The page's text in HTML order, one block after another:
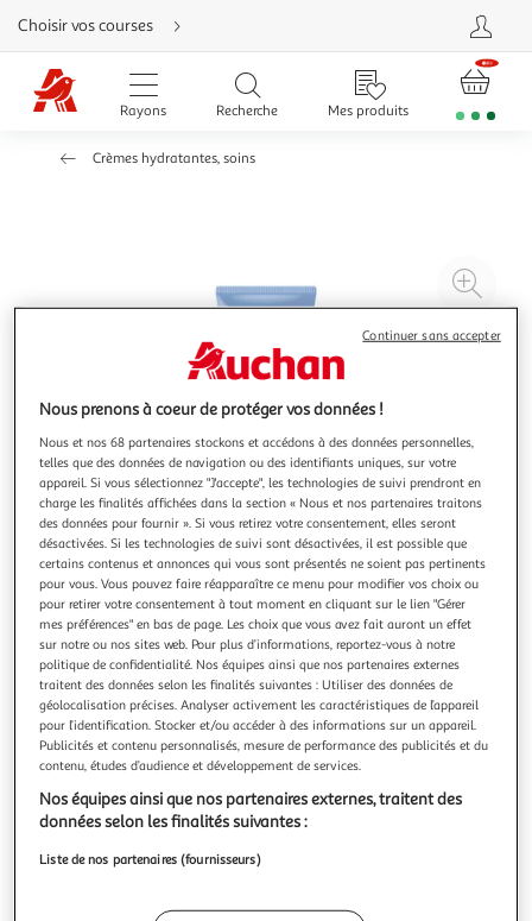
Aller
directement
au
contenu
Aller
directement
Aller
besoin
Choisir vos courses
Rayons Recherche Mes produits
Crèmes hydratantes, soins
à
4.8 (30)
NIVEA
Crème soin visage corps et mains tube
NIVEA® Creme multi-usage, à la texture riche et crémeuse,
est à utiliser partout où votre peau a besoin d'un soin
particulièrement riche et doux. Conçue pour le visage, le
corps et les mains, NIVEA® Creme est le soin idéal pour
toute la famille. Idéal pour une utilisation quotidienne.
En savoir +
100ml
Vous voulez connaître le prix de ce produit ?
Nous prenons à coeur de protéger vos données !
Nous et nos 68 partenaires stockons et accédons à des données personnelles,
telles que des données de navigation ou des identifiants uniques, sur votre
appareil. Si vous sélectionnez "J'accepte", les technologies de suivi prendront en
charge les finalités affichées dans la section « Nous et nos partenaires traitons
des données pour fournir ». Si vous retirez votre consentement, elles seront
désactivées. Si les technologies de suivi sont désactivées, il est possible que
certains contenus et annonces qui vous sont présentés ne soient pas pertinents
pour vous. Vous pouvez faire réapparaître ce menu pour modifier vos choix ou
pour retirer votre consentement à tout moment en cliquant sur le lien "Gérer
mes préférences" en bas de page. Les choix que vous avez fait auront un effet
sur notre ou nos sites web. Pour plus d’informations, reportez-vous à notre
politique de confidentialité. Nos équipes ainsi que nos partenaires externes
traitent des données selon les finalités suivantes : Utiliser des données de
géolocalisation précises. Analyser activement les caractéristiques de l’appareil
pour l’identification. Stocker et/ou accéder à des informations sur un appareil.
Publicités et contenu personnalisés, mesure de performance des publicités et du
contenu, études d’audience et développement de services.
Nos équipes ainsi que nos partenaires externes, traitent des
données selon les finalités suivantes :
Liste de nos partenaires (fournisseurs)
Continuer sans accepter